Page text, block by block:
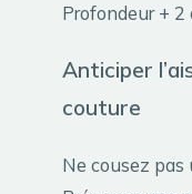
Profondeur +
Anticiper
couture
Ne cousez